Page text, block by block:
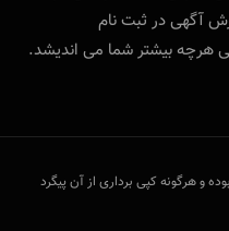
آگهی در ثبت نام
هرچه بیشتر شما می اندیشد.
و هرگونه کپی برداری از آن پیگرد